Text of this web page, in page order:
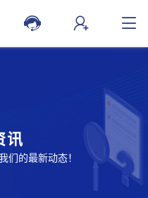
讯
们的最新动态！